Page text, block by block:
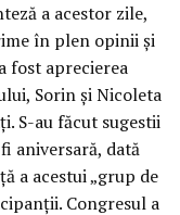
a acestor zile,
în plen opinii și
fost aprecierea
Sorin și Nicoleta
S-au făcut sugestii
aniversară, dată
a acestui „grup de
Congresul a